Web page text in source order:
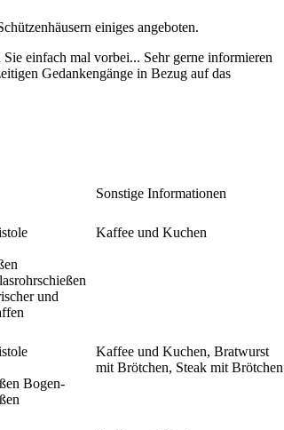
einiges angeboten.
einfach mal vorbei... Sehr gerne informieren
Gedankengänge in Bezug auf das
Sonstige Informationen
und
Kaffee und Kuchen
Bogen-
Kaffee und Kuchen, Bratwurst
mit Brötchen, Steak mit Brötchen